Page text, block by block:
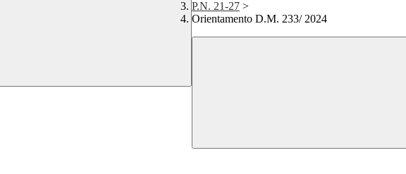
P.N. 21-27 >
Orientamento D.M. 233/ 2024